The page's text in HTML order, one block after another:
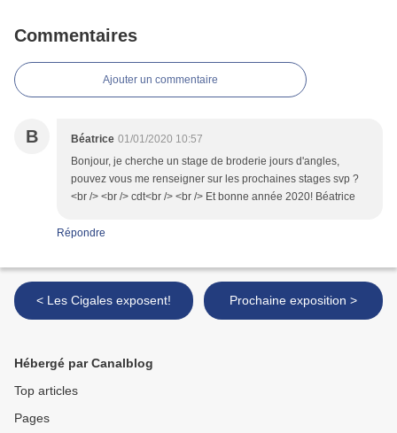
Commentaires
Ajouter un commentaire
B Béatrice 01/01/2020 10:57
Bonjour, je cherche un stage de broderie jours d'angles,
pouvez vous me renseigner sur les prochaines stages svp ?
<br /> <br /> cdt<br /> <br /> Et bonne année 2020! Béatrice
Répondre
< Les Cigales exposent! Prochaine exposition >
Hébergé par Canalblog
Top articles
Pages